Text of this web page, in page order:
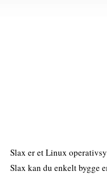
Slax er et Linux
Slax kan du enkelt bygge